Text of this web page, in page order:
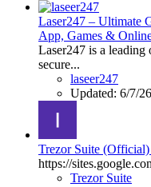
Laser247 – Ultimate
App, Games &
Laser247 is a leading
secure...
laseer247
Updated: 6/7/26
Trezor Suite
https://
Trezor Suite